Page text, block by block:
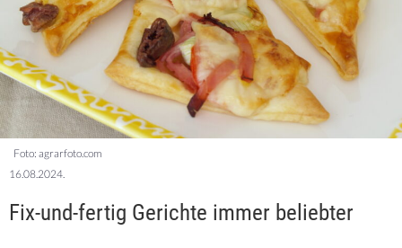
Foto: agrarfoto.com
16.08.2024.
Fix-und-fertig Gerichte immer beliebter